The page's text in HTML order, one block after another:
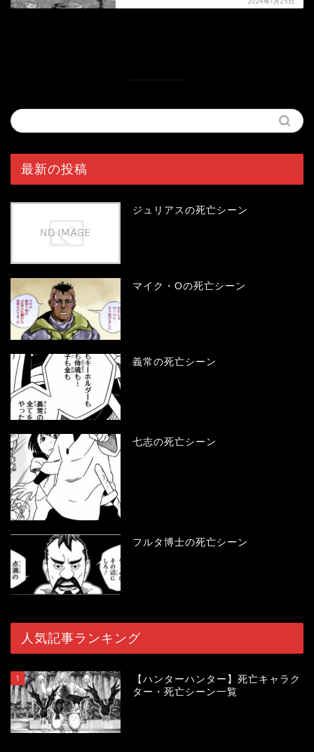
最新の投稿
ジュリアスの死亡シーン
マイク・Oの死亡シーン
義常の死亡シーン
七志の死亡シーン
フルタ博士の死亡シーン
人気記事ランキング
1
【ハンターハンター】死亡キャラク
ター・死亡シーン一覧